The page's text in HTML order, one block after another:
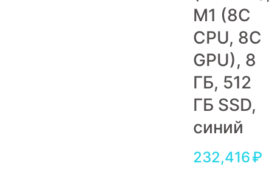
M1 (8C
CPU, 8C
GPU), 8
ГБ, 512
ГБ SSD,
синий
232,416₽